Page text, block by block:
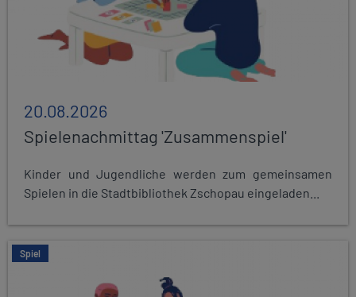
20.08.2026
Spielenachmittag 'Zusammenspiel'
Kinder und Jugendliche werden zum gemeinsamen
Spielen in die Stadtbibliothek Zschopau eingeladen...
Spiel